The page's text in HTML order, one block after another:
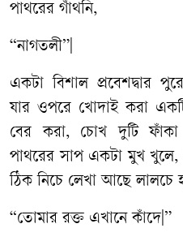
পাথরের গাঁথনি,
“নাগতলী”|
একটা বিশাল প্রবেশদ্বার
যার ওপরে খোদাই করা
বের করা, চোখ দুটি ফাঁকা
পাথরের সাপ একটা মুখ
ঠিক নিচে লেখা আছে লালচে
“তোমার রক্ত এখানে কাঁদে|”